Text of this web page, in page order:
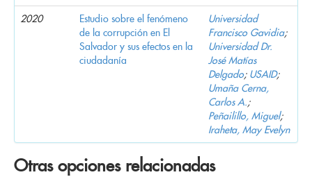
2020
Estudio sobre el fenómeno
de la corrupción en El
Salvador y sus efectos en la
ciudadanía
Universidad
Francisco Gavidia;
Universidad Dr.
José Matías
Delgado; USAID;
Umaña Cerna,
Carlos A.;
Peñailillo, Miguel;
Iraheta, May Evelyn
Otras opciones relacionadas